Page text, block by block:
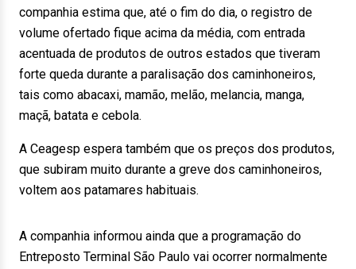
companhia estima que, até o fim do dia, o registro de
volume ofertado fique acima da média, com entrada
acentuada de produtos de outros estados que tiveram
forte queda durante a paralisação dos caminhoneiros,
tais como abacaxi, mamão, melão, melancia, manga,
maçã, batata e cebola.
A Ceagesp espera também que os preços dos produtos,
que subiram muito durante a greve dos caminhoneiros,
voltem aos patamares habituais.
A companhia informou ainda que a programação do
Entreposto Terminal São Paulo vai ocorrer normalmente